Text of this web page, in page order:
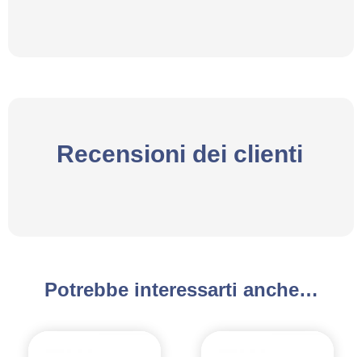
Recensioni dei clienti
Potrebbe interessarti anche…